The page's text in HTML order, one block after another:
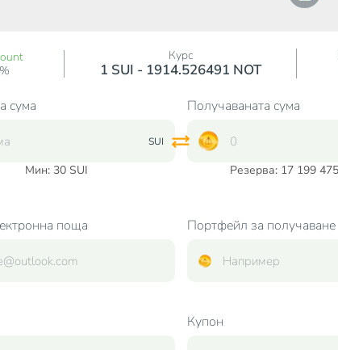
Курс
1 SUI - 1914.526491 NOT
сума
SUI
Мин: 30 SUI
Получаваната сума
Резерва: 17 199
поща Портфейл за получаване
Купон